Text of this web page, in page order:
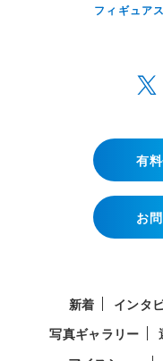
フィギュア
有
お
新着 インタ
写真ギャラリー